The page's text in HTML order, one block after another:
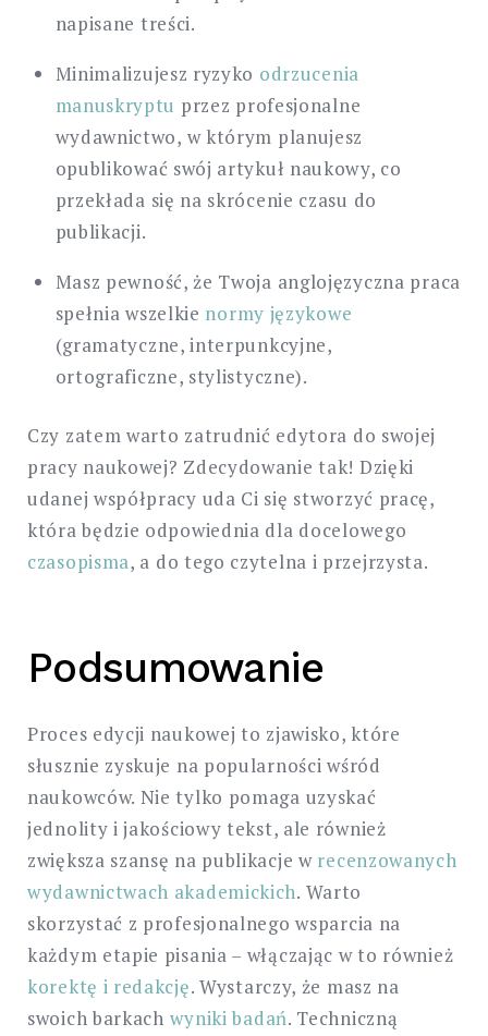
napisane treści.
Minimalizujesz ryzyko odrzucenia
manuskryptu przez profesjonalne
wydawnictwo, w którym planujesz
opublikować swój artykuł naukowy, co
przekłada się na skrócenie czasu do
publikacji.
Masz pewność, że Twoja anglojęzyczna praca
spełnia wszelkie normy językowe
(gramatyczne, interpunkcyjne,
ortograficzne, stylistyczne).
Czy zatem warto zatrudnić edytora do swojej
pracy naukowej? Zdecydowanie tak! Dzięki
udanej współpracy uda Ci się stworzyć pracę,
która będzie odpowiednia dla docelowego
czasopisma, a do tego czytelna i przejrzysta.
Podsumowanie
Proces edycji naukowej to zjawisko, które
słusznie zyskuje na popularności wśród
naukowców. Nie tylko pomaga uzyskać
jednolity i jakościowy tekst, ale również
zwiększa szansę na publikacje w recenzowanych
wydawnictwach akademickich. Warto
skorzystać z profesjonalnego wsparcia na
każdym etapie pisania – włączając w to również
korektę i redakcję. Wystarczy, że masz na
swoich barkach wyniki badań. Techniczną